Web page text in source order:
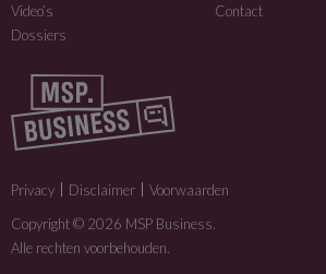
Video’s
Dossiers
Contact
Privacy Disclaimer
Voorwaarden
Copyright © 2026 MSP Business.
Alle rechten voorbehouden.